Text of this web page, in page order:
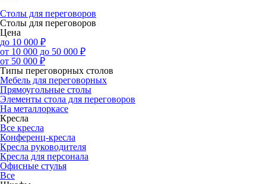
Столы для переговоров
Столы для переговоров
Цена
до 10 000 ₽
от 10 000 до 50 000 ₽
от 50 000 ₽
Типы переговорных столов
Мебель для переговорных
Прямоугольные столы
Элементы стола для переговоров
На металлоркасе
Кресла
Все кресла
Конференц-кресла
Кресла руководителя
Кресла для персонала
Офисные стулья
Все